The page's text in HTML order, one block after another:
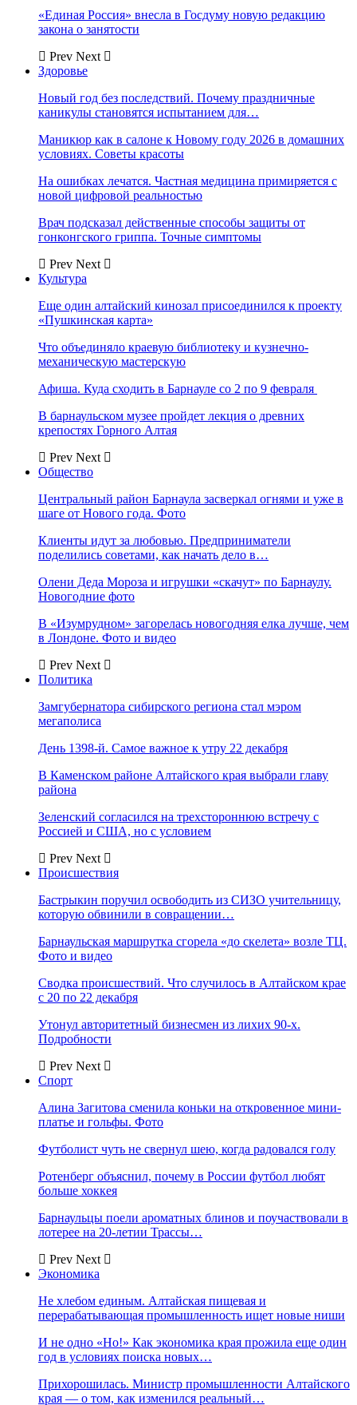
«Единая Россия» внесла в Госдуму новую редакцию
закона о занятости
Prev Next
Здоровье
Новый год без последствий. Почему праздничные
каникулы становятся испытанием для…
Маникюр как в салоне к Новому году 2026 в домашних
условиях. Советы красоты
На ошибках лечатся. Частная медицина примиряется с
новой цифровой реальностью
Врач подсказал действенные способы защиты от
гонконгского гриппа. Точные симптомы
Prev Next
Культура
Еще один алтайский кинозал присоединился к проекту
«Пушкинская карта»
Что объединяло краевую библиотеку и кузнечно-
механическую мастерскую
Афиша. Куда сходить в Барнауле со 2 по 9 февраля
В барнаульском музее пройдет лекция о древних
крепостях Горного Алтая
Prev Next
Общество
Центральный район Барнаула засверкал огнями и уже в
шаге от Нового года. Фото
Клиенты идут за любовью. Предприниматели
поделились советами, как начать дело в…
Олени Деда Мороза и игрушки «скачут» по Барнаулу.
Новогодние фото
В «Изумрудном» загорелась новогодняя елка лучше, чем
в Лондоне. Фото и видео
Prev Next
Политика
Замгубернатора сибирского региона стал мэром
мегаполиса
День 1398-й. Самое важное к утру 22 декабря
В Каменском районе Алтайского края выбрали главу
района
Зеленский согласился на трехстороннюю встречу с
Россией и США, но с условием
Prev Next
Происшествия
Бастрыкин поручил освободить из СИЗО учительницу,
которую обвинили в совращении…
Барнаульская маршрутка сгорела «до скелета» возле ТЦ.
Фото и видео
Сводка происшествий. Что случилось в Алтайском крае
с 20 по 22 декабря
Утонул авторитетный бизнесмен из лихих 90-х.
Подробности
Prev Next
Спорт
Алина Загитова сменила коньки на откровенное мини-
платье и гольфы. Фото
Футболист чуть не свернул шею, когда радовался голу
Ротенберг объяснил, почему в России футбол любят
больше хоккея
Барнаульцы поели ароматных блинов и поучаствовали в
лотерее на 20-летии Трассы…
Prev Next
Экономика
Не хлебом единым. Алтайская пищевая и
перерабатывающая промышленность ищет новые ниши
И не одно «Но!» Как экономика края прожила еще один
год в условиях поиска новых…
Прихорошилась. Министр промышленности Алтайского
края — о том, как изменился реальный…